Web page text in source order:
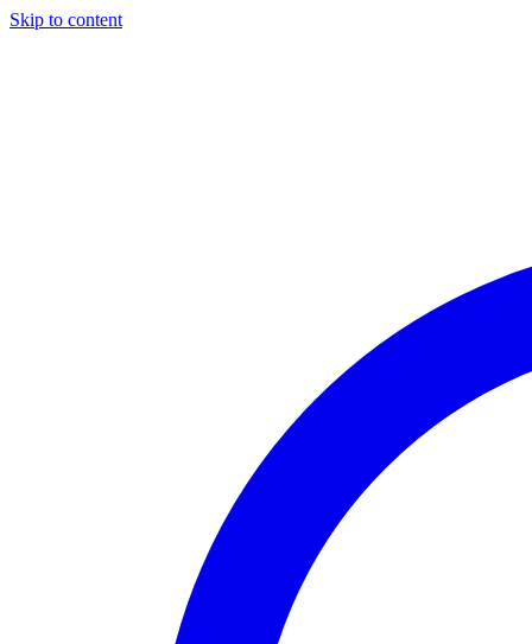
Skip to content